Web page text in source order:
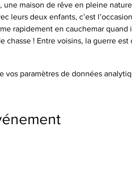
une maison de rêve en pleine
leurs deux enfants, c’est
rapidement en cauchemar
chasse ! Entre voisins, la guerre
vos paramètres de données